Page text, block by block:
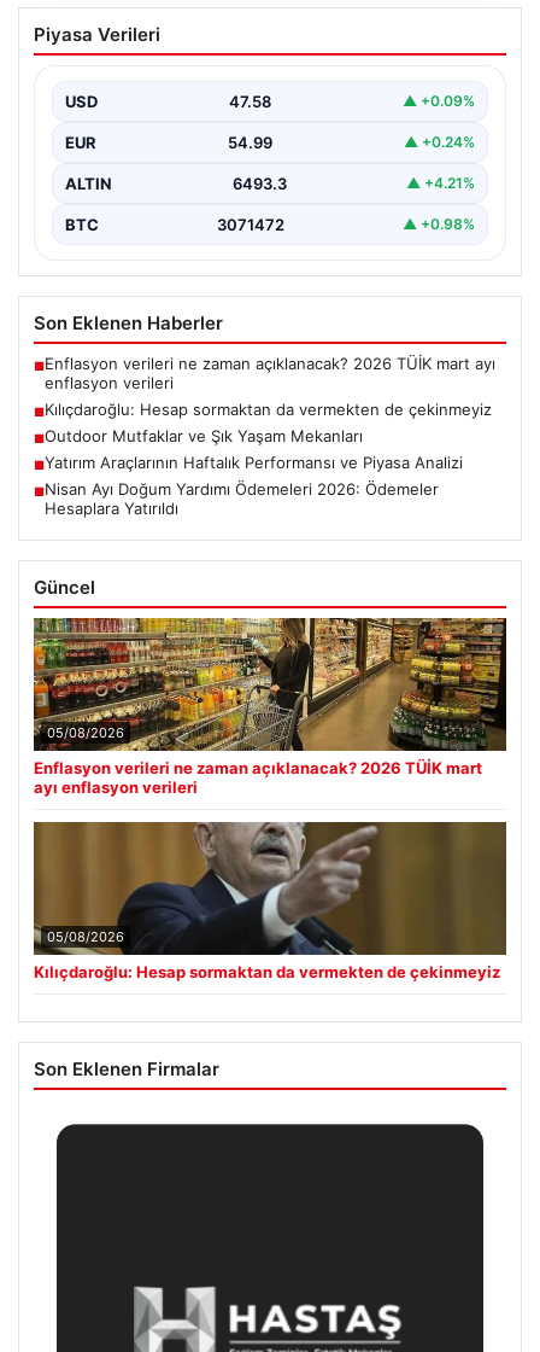
Kılıçdaroğlu: Hesap sormaktan da
vermekten de çekinmeyiz
Piyasa Verileri
USD 47.58 ▲ +0.09%
EUR 54.99 ▲ +0.24%
ALTIN 6493.3 ▲ +4.21%
BTC 3071472 ▲ +0.98%
Son Eklenen Haberler
■Enflasyon verileri ne zaman açıklanacak? 2026 TÜİK mart ayı
enflasyon verileri
■Kılıçdaroğlu: Hesap sormaktan da vermekten de çekinmeyiz
■Outdoor Mutfaklar ve Şık Yaşam Mekanları
■Yatırım Araçlarının Haftalık Performansı ve Piyasa Analizi
■Nisan Ayı Doğum Yardımı Ödemeleri 2026: Ödemeler
Hesaplara Yatırıldı
Güncel
05/08/2026
Enflasyon verileri ne zaman açıklanacak? 2026 TÜİK mart
ayı enflasyon verileri
05/08/2026
Kılıçdaroğlu: Hesap sormaktan da vermekten de çekinmeyiz
Son Eklenen Firmalar